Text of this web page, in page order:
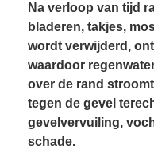
Na verloop van tijd
bladeren, takjes,
wordt verwijderd,
waardoor
over de rand
tegen de gevel
gevelvervuiling,
schade.